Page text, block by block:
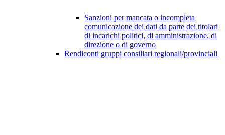
Sanzioni per mancata o incompleta
comunicazione dei dati da parte dei titolari
di incarichi politici, di amministrazione, di
direzione o di governo
Rendiconti gruppi consiliari regionali/provinciali